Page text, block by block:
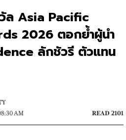
ล Asia Pacific
2026 ตอกย้ำผู้นำ
ลักชัวรี ตัวแทน
AM
READ 2101